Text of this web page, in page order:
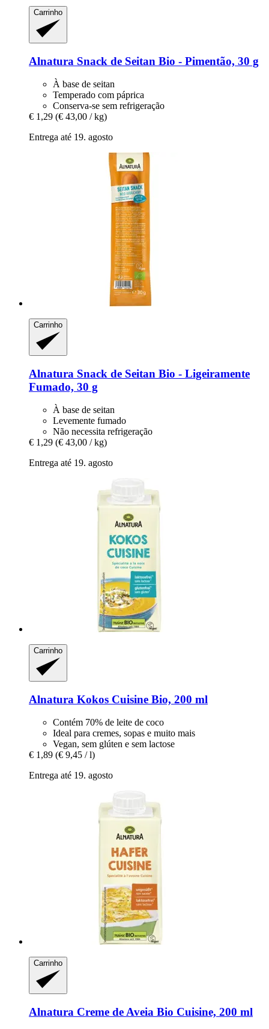
Carrinho
Alnatura Snack de Seitan Bio -​ Pimentão, 30 g
À base de seitan
Temperado com páprica
Conserva-se sem refrigeração
€ 1,29 (€ 43,00 / kg)
Entrega até 19. agosto
Carrinho
Alnatura Snack de Seitan Bio -​ Ligeiramente
Fumado, 30 g
À base de seitan
Levemente fumado
Não necessita refrigeração
€ 1,29 (€ 43,00 / kg)
Entrega até 19. agosto
Carrinho
Alnatura Kokos Cuisine Bio, 200 ml
Contém 70% de leite de coco
Ideal para cremes, sopas e muito mais
Vegan, sem glúten e sem lactose
€ 1,89 (€ 9,45 / l)
Entrega até 19. agosto
Carrinho
Alnatura Creme de Aveia Bio Cuisine, 200 ml